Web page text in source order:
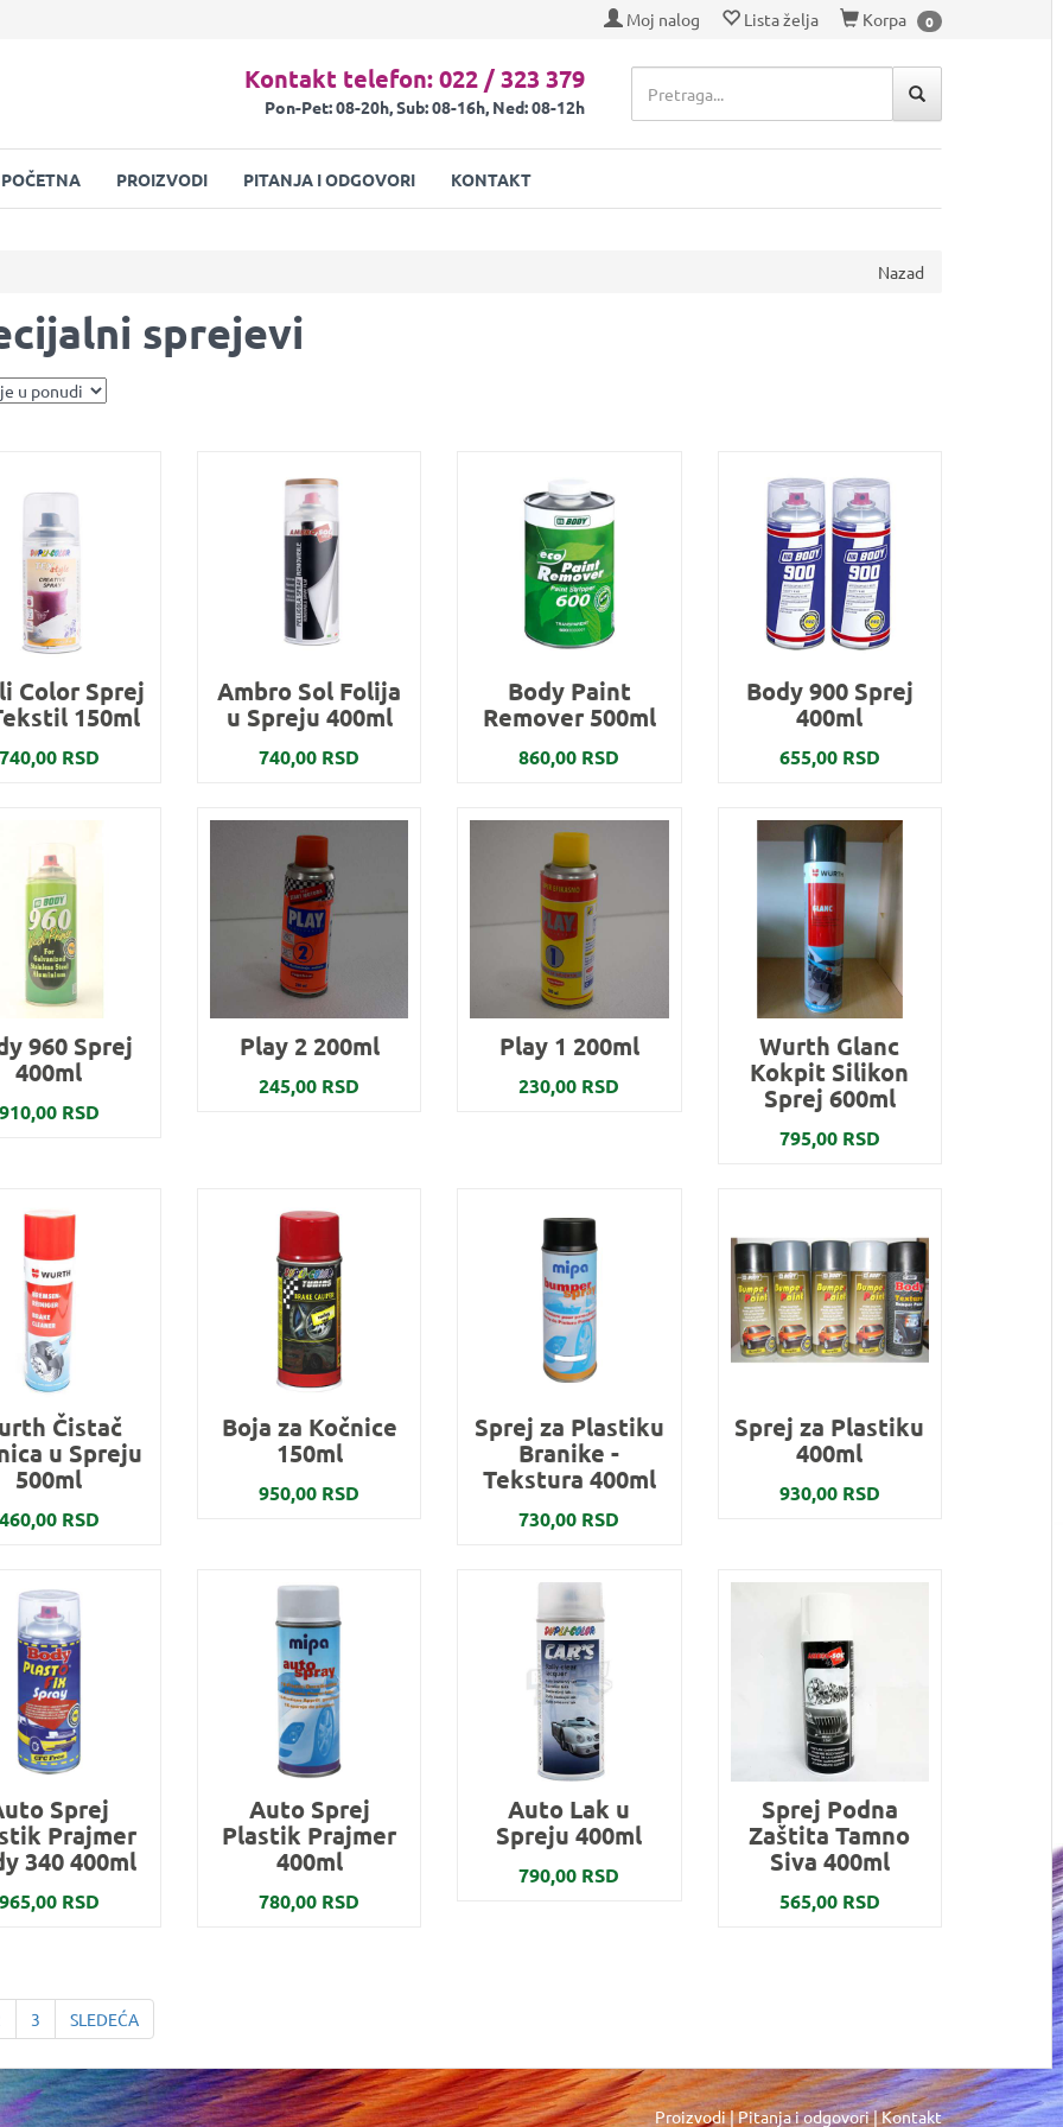
Moj nalog Lista želja Korpa 0
Kontakt telefon: 022 / 323 379
Pon-Pet: 08-20h, Sub: 08-16h, Ned: 08-12h
POČETNA PROIZVODI PITANJA I ODGOVORI KONTAKT
Nazad
sprejevi
Color Sprej
150ml
740,00 RSD
Ambro Sol Folija
u Spreju 400ml
740,00 RSD
Body Paint
Remover 500ml
860,00 RSD
Body 900 Sprej
400ml
655,00 RSD
960 Sprej
400ml
910,00 RSD
Play 2 200ml
245,00 RSD
Play 1 200ml
230,00 RSD
Wurth Glanc
Kokpit Silikon
Sprej 600ml
795,00 RSD
Čistač
u Spreju
500ml
460,00 RSD
Boja za Kočnice
150ml
950,00 RSD
Sprej za Plastiku
Branike -
Tekstura 400ml
730,00 RSD
Sprej za Plastiku
400ml
930,00 RSD
Sprej
Prajmer
340 400ml
965,00 RSD
Auto Sprej
Plastik Prajmer
400ml
780,00 RSD
Auto Lak u
Spreju 400ml
790,00 RSD
Sprej Podna
Zaštita Tamno
Siva 400ml
565,00 RSD
3 SLEDEĆA
Proizvodi|Pitanja i odgovori|Kontakt